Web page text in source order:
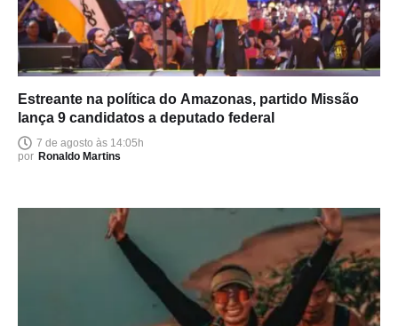
Estreante na política do Amazonas, partido Missão
lança 9 candidatos a deputado federal
7 de agosto às 14:05h
por Ronaldo Martins